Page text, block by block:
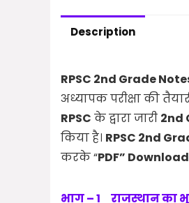
Description
RPSC 2nd Grade
अध्यापक परीक्षा की
RPSC के द्वारा जारी 2nd
किया है। RPSC 2nd
करके “PDF”
भाग –1 राजस्थानका